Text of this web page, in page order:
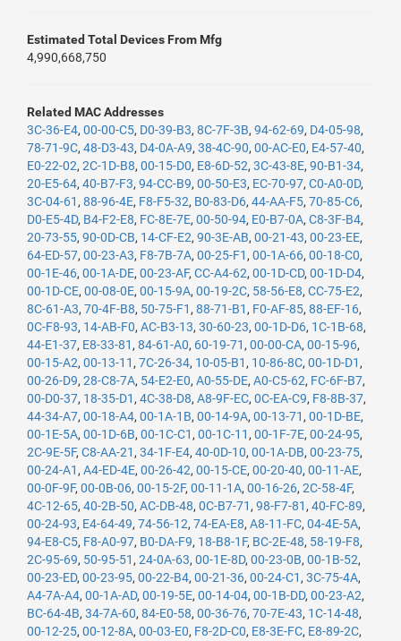
Estimated Total Devices From Mfg
4,990,668,750
Related MAC Addresses
3C-36-E4, 00-00-C5, D0-39-B3, 8C-7F-3B, 94-62-69, D4-05-98,
78-71-9C, 48-D3-43, D4-0A-A9, 38-4C-90, 00-AC-E0, E4-57-40,
E0-22-02, 2C-1D-B8, 00-15-D0, E8-6D-52, 3C-43-8E, 90-B1-34,
20-E5-64, 40-B7-F3, 94-CC-B9, 00-50-E3, EC-70-97, C0-A0-0D,
3C-04-61 , 88-96-4E, F8-F5-32, B0-83-D6, 44-AA-F5, 70-85-C6,
D0-E5-4D, B4-F2-E8, FC-8E-7E, 00-50-94, E0-B7-0A, C8-3F-B4,
20-73-55, 90-0D-CB, 14-CF-E2, 90-3E-AB, 00-21-43, 00-23-EE,
64-ED-57, 00-23-A3, F8-7B-7A, 00-25-F1 , 00-1A-66, 00-18-C0,
00-1E-46, 00-1A-DE, 00-23-AF, CC-A4-62, 00-1D-CD, 00-1D-D4,
00-1D-CE, 00-08-0E, 00-15-9A, 00-19-2C, 58-56-E8, CC-75-E2,
8C-61-A3, 70-4F-B8, 50-75-F1 , 88-71-B1 , F0-AF-85, 88-EF-16,
0C-F8-93, 14-AB-F0, AC-B3-13, 30-60-23, 00-1D-D6, 1C-1B-68,
44-E1-37, E8-33-81 , 84-61-A0, 60-19-71 , 00-00-CA, 00-15-96,
00-15-A2, 00-13-11 , 7C-26-34, 10-05-B1 , 10-86-8C, 00-1D-D1 ,
00-26-D9, 28-C8-7A, 54-E2-E0, A0-55-DE, A0-C5-62, FC-6F-B7,
00-D0-37, 18-35-D1 , 4C-38-D8, A8-9F-EC, 0C-EA-C9, F8-8B-37,
44-34-A7, 00-18-A4, 00-1A-1B, 00-14-9A, 00-13-71 , 00-1D-BE,
00-1E-5A, 00-1D-6B, 00-1C-C1 , 00-1C-11 , 00-1F-7E, 00-24-95,
2C-9E-5F, C8-AA-21 , 34-1F-E4, 40-0D-10, 00-1A-DB, 00-23-75,
00-24-A1 , A4-ED-4E, 00-26-42, 00-15-CE, 00-20-40, 00-11-AE,
00-0F-9F, 00-0B-06, 00-15-2F, 00-11-1A, 00-16-26, 2C-58-4F,
4C-12-65, 40-2B-50, AC-DB-48, 0C-B7-71 , 98-F7-81 , 40-FC-89,
00-24-93, E4-64-49, 74-56-12, 74-EA-E8, A8-11-FC, 04-4E-5A,
94-E8-C5, F8-A0-97, B0-DA-F9, 18-B8-1F, BC-2E-48, 58-19-F8,
2C-95-69, 50-95-51 , 24-0A-63, 00-1E-8D, 00-23-0B, 00-1B-52,
00-23-ED, 00-23-95, 00-22-B4, 00-21-36, 00-24-C1 , 3C-75-4A,
A4-7A-A4, 00-1A-AD, 00-19-5E, 00-14-04, 00-1B-DD, 00-23-A2,
BC-64-4B, 34-7A-60, 84-E0-58, 00-36-76, 70-7E-43, 1C-14-48,
00-12-25, 00-12-8A, 00-03-E0, F8-2D-C0, E8-3E-FC, E8-89-2C,